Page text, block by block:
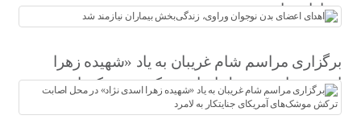
بیماران نیازمند شد
برگزاری مراسم شام غریبان به یاد «شهیده زهرا
اسدی نژاد» در محل اصابت ترکش موشک‌های
آمریکای جنایتکار به لامرد